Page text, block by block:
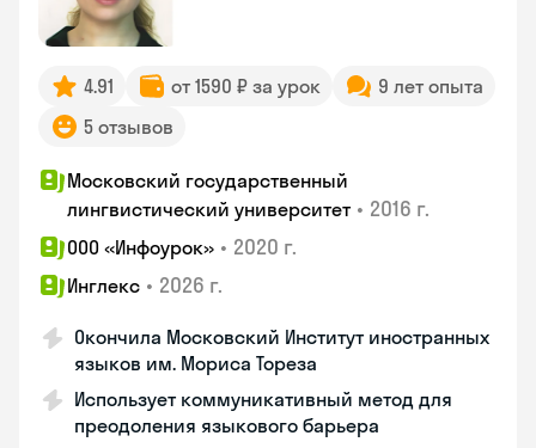
4.91 от 1590 ₽ за урок
9 лет опыта
5 отзывов
Московский государственный
лингвистический университет • 2016 г.
ООО «Инфоурок» • 2020 г.
Инглекс • 2026 г.
Окончила Московский Институт иностранных
языков им. Мориса Тореза
Использует коммуникативный метод для
преодоления языкового барьера